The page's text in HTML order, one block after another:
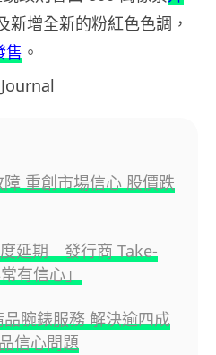
新增全新的粉紅色色調，
售 。
重創市場信心 股價跌
延期 發行商 Take-
有信心」
腕錶服務 解決逾四成
信心問題